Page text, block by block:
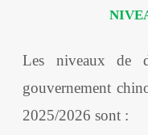
Les niveaux de
gouvernement
2025/2026 sont :